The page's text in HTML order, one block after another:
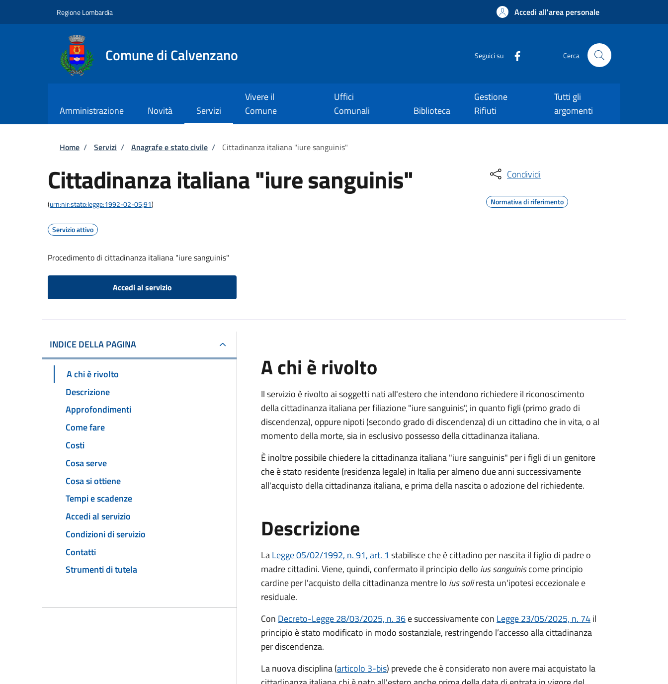
Regione Lombardia Accedi all'area personale
Comune di Calvenzano Seguici su Cerca
Amministrazione Novità Servizi
Vivere il
Comune
Uffici
Comunali
Biblioteca
Gestione
Rifiuti
Tutti gli
argomenti
Briciole di pane
Home / Servizi / Anagrafe e stato civile / Cittadinanza italiana "iure sanguinis"
Cittadinanza italiana "iure sanguinis"
(urn:nir:stato:legge:1992-02-05;91)
Servizio attivo
Procedimento di cittadinanza italiana "iure sanguinis"
Accedi al servizio
Condividi
Normativa di riferimento
INDICE DELLA PAGINA
A chi è rivolto
Descrizione
Approfondimenti
Come fare
Costi
Cosa serve
Cosa si ottiene
Tempi e scadenze
Accedi al servizio
Condizioni di servizio
Contatti
Strumenti di tutela
A chi è rivolto
Il servizio è rivolto ai soggetti nati all'estero che intendono richiedere il riconoscimento
della cittadinanza italiana per filiazione "iure sanguinis", in quanto figli (primo grado di
discendenza), oppure nipoti (secondo grado di discendenza) di un cittadino che in vita, o al
momento della morte, sia in esclusivo possesso della cittadinanza italiana.
È inoltre possibile chiedere la cittadinanza italiana "iure sanguinis" per i figli di un genitore
che è stato residente (residenza legale) in Italia per almeno due anni successivamente
all'acquisto della cittadinanza italiana, e prima della nascita o adozione del richiedente.
Descrizione
LaLegge 05/02/1992, n. 91, art. 1 stabilisce che è cittadino per nascita il figlio di padre o
madre cittadini. Viene, quindi, confermato il principio dello ius sanguiniscome principio
cardine per l'acquisto della cittadinanza mentre lo ius soliresta un'ipotesi eccezionale e
residuale.
Con Decreto-Legge 28/03/2025, n. 36e successivamente con Legge 23/05/2025, n. 74il
principio è stato modificato in modo sostanziale, restringendo l’accesso alla cittadinanza
per discendenza.
La nuova disciplina (articolo 3-bis) prevede cheèconsiderato non avere mai acquistato la